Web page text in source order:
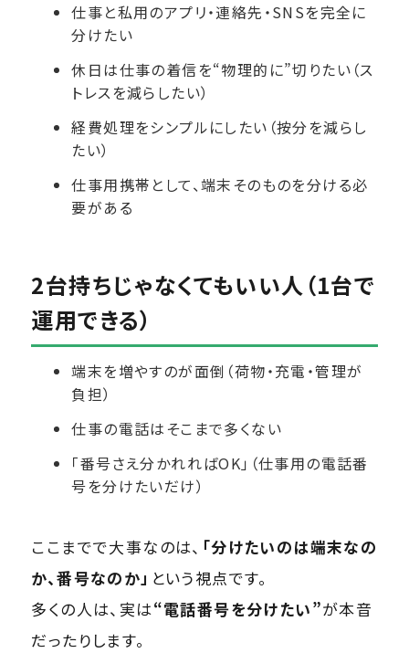
仕事と私用のアプリ・連絡先・SNSを完全に
分けたい
休日は仕事の着信を“物理的に”切りたい（ス
トレスを減らしたい）
経費処理をシンプルにしたい（按分を減らし
たい）
仕事用携帯として、端末そのものを分ける必
要がある
2台持ちじゃなくてもいい人（1台で
運用できる）
端末を増やすのが面倒（荷物・充電・管理が
負担）
仕事の電話はそこまで多くない
「番号さえ分かれればOK」（仕事用の電話番
号を分けたいだけ）
ここまでで大事なのは、 「分けたいのは端末なの
か、番号なのか」 という視点です。
多くの人は、実は“電話番号を分けたい”が本音
だったりします。